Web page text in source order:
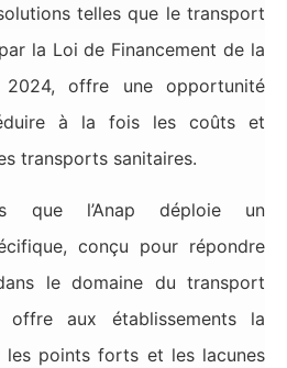
telles que le transport
la Loi de Financement de la
offre une opportunité
à la fois les coûts et
transports sanitaires.
que l’Anap déploie un
conçu pour répondre
le domaine du transport
offre aux établissements la
les points forts et les lacunes